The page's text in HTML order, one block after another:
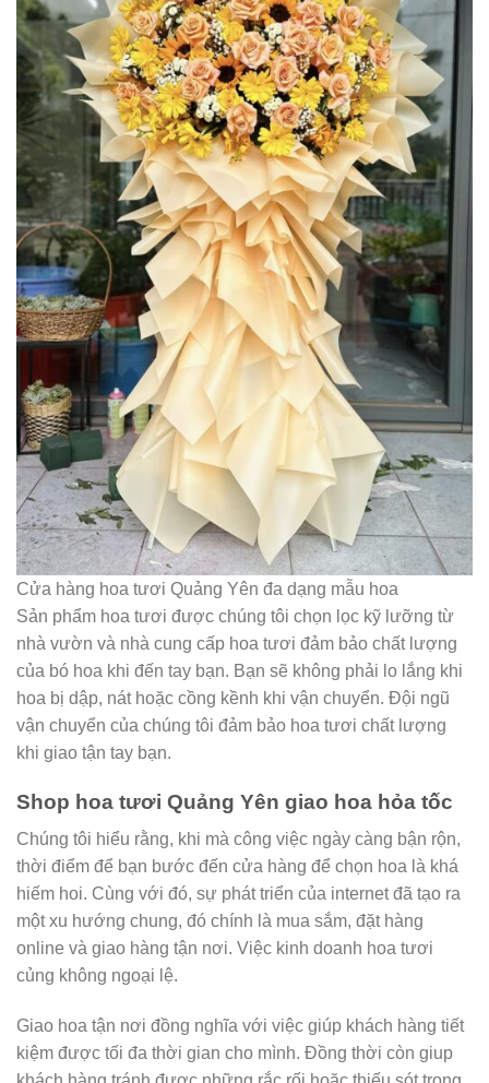
Cửa hàng hoa tươi Quảng Yên đa dạng mẫu hoa
Sản phẩm hoa tươi được chúng tôi chọn lọc kỹ lưỡng từ
nhà vườn và nhà cung cấp hoa tươi đảm bảo chất lượng
của bó hoa khi đến tay bạn. Bạn sẽ không phải lo lắng khi
hoa bị dập, nát hoặc cồng kềnh khi vận chuyển. Đội ngũ
vận chuyển của chúng tôi đảm bảo hoa tươi chất lượng
khi giao tận tay bạn.
Shop hoa tươi Quảng Yên giao hoa hỏa tốc
Chúng tôi hiểu rằng, khi mà công việc ngày càng bận rộn,
thời điểm để bạn bước đến cửa hàng để chọn hoa là khá
hiếm hoi. Cùng với đó, sự phát triển của internet đã tạo ra
một xu hướng chung, đó chính là mua sắm, đặt hàng
online và giao hàng tận nơi. Việc kinh doanh hoa tươi
củng không ngoại lệ.
Giao hoa tận nơi đồng nghĩa với việc giúp khách hàng tiết
kiệm được tối đa thời gian cho mình. Đồng thời còn giup